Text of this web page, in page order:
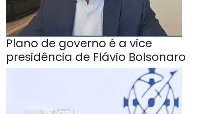
Plano de governo é a vice
presidência de Flávio Bolsonaro